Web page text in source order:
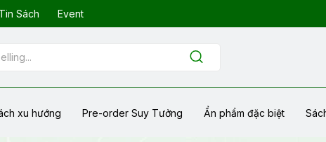
Tin Sách Event
xu hướng Pre-order Suy Tưởng Ẩn phẩm đặc biệt